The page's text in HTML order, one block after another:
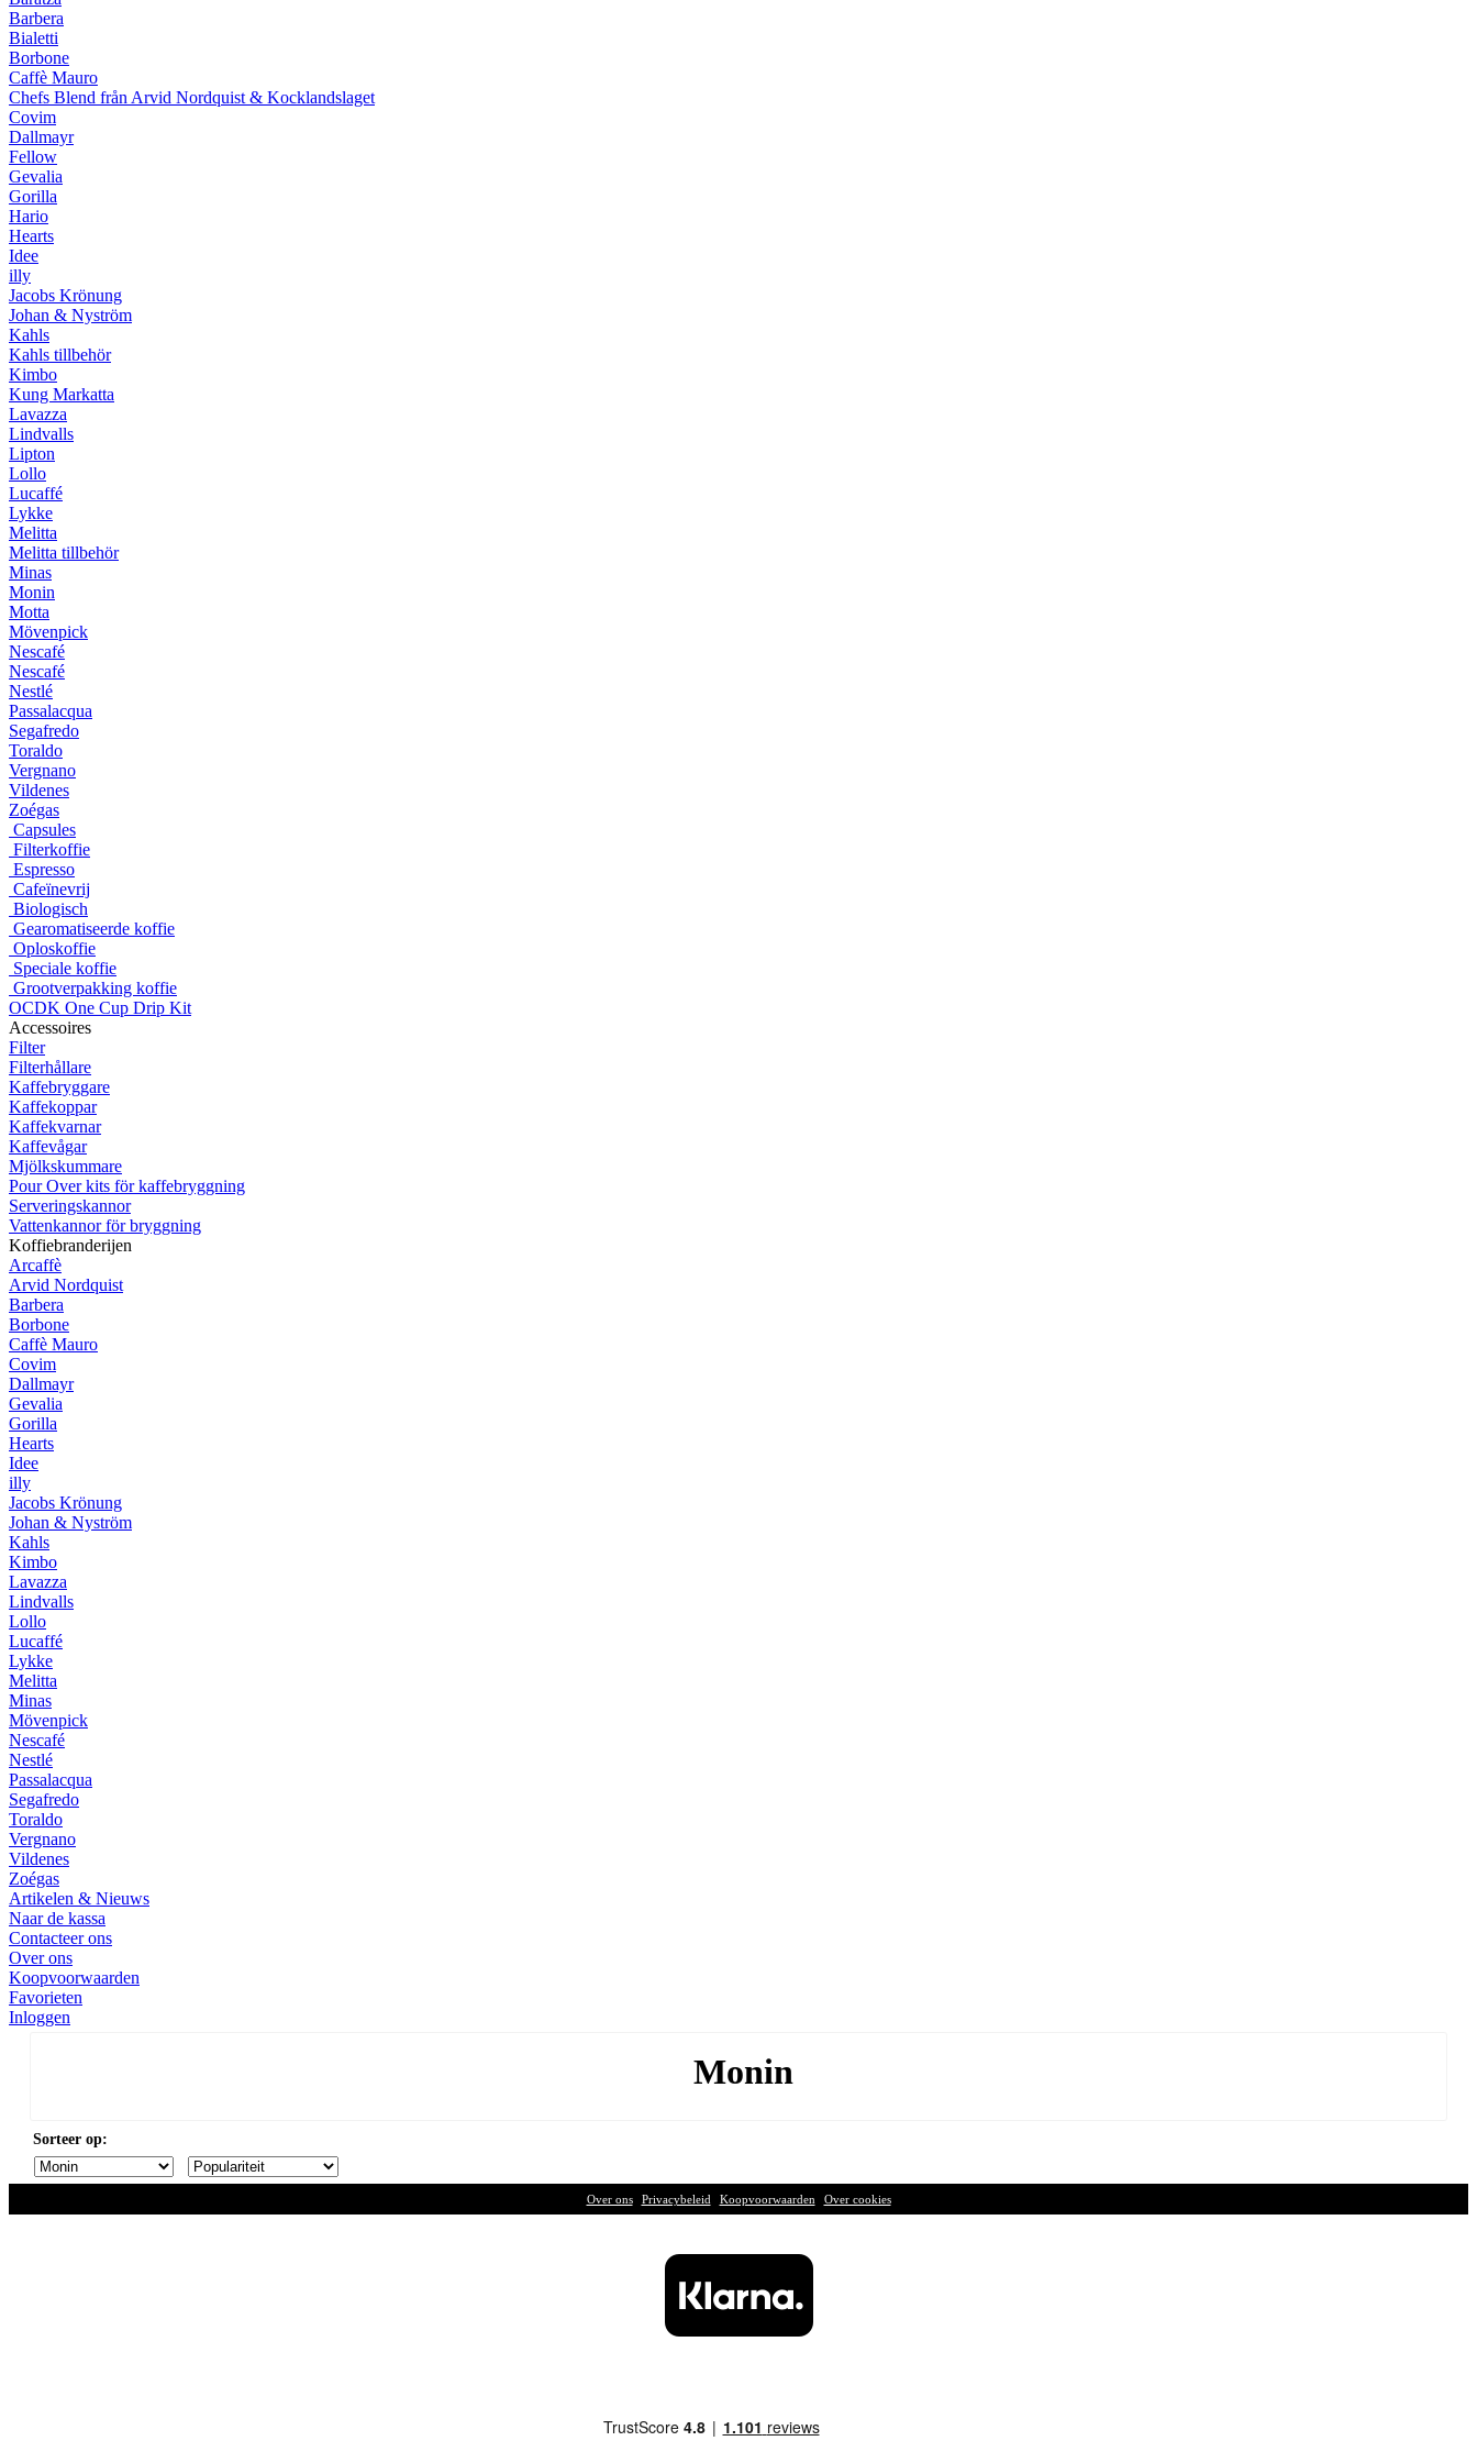
Barbera
Bialetti
Borbone
Caffè Mauro
Chefs Blend från Arvid Nordquist & Kocklandslaget
Covim
Dallmayr
Fellow
Gevalia
Gorilla
Hario
Hearts
Idee
illy
Jacobs Krönung
Johan & Nyström
Kahls
Kahls tillbehör
Kimbo
Kung Markatta
Lavazza
Lindvalls
Lipton
Lollo
Lucaffé
Lykke
Melitta
Melitta tillbehör
Minas
Monin
Motta
Mövenpick
Nescafé
Nescafé
Nestlé
Passalacqua
Segafredo
Toraldo
Vergnano
Vildenes
Zoégas
Capsules
Filterkoffie
Espresso
Cafeïnevrij
Biologisch
Gearomatiseerde koffie
Oploskoffie
Speciale koffie
Grootverpakking koffie
OCDK One Cup Drip Kit
Accessoires
Filter
Filterhållare
Kaffebryggare
Kaffekoppar
Kaffekvarnar
Kaffevågar
Mjölkskummare
Pour Over kits för kaffebryggning
Serveringskannor
Vattenkannor för bryggning
Koffiebranderijen
Arcaffè
Arvid Nordquist
Barbera
Borbone
Caffè Mauro
Covim
Dallmayr
Gevalia
Gorilla
Hearts
Idee
illy
Jacobs Krönung
Johan & Nyström
Kahls
Kimbo
Lavazza
Lindvalls
Lollo
Lucaffé
Lykke
Melitta
Minas
Mövenpick
Nescafé
Nestlé
Passalacqua
Segafredo
Toraldo
Vergnano
Vildenes
Zoégas
Artikelen & Nieuws
Naar de kassa
Contacteer ons
Over ons
Koopvoorwaarden
Favorieten
Inloggen
Monin
Sorteer op:
Over ons| Privacybeleid Koopvoorwaarden Over cookies